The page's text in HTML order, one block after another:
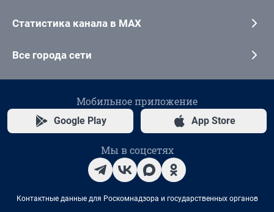
Статистика канала в MAX
Все города сети
Мобильное приложение
Google Play App Store
Мы в соцсетях
Контактные данные для Роскомнадзора и государственных органов